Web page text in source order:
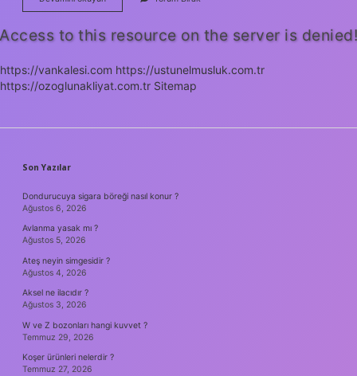
Büyük
Dizi
Nerede
https://vankalesi.com https://ustunelmusluk.com.tr
https://ozoglunakliyat.com.tr Sitemap
SIDEBAR
Son Yazılar
Dondurucuya sigara böreği nasıl konur ?
Ağustos 6, 2026
Avlanma yasak mı ?
Ağustos 5, 2026
Ateş neyin simgesidir ?
Ağustos 4, 2026
Aksel ne ilacıdır ?
Ağustos 3, 2026
W ve Z bozonları hangi kuvvet ?
Temmuz 29, 2026
Koşer ürünleri nelerdir ?
Temmuz 27, 2026
Access to this resource on the server is denied!